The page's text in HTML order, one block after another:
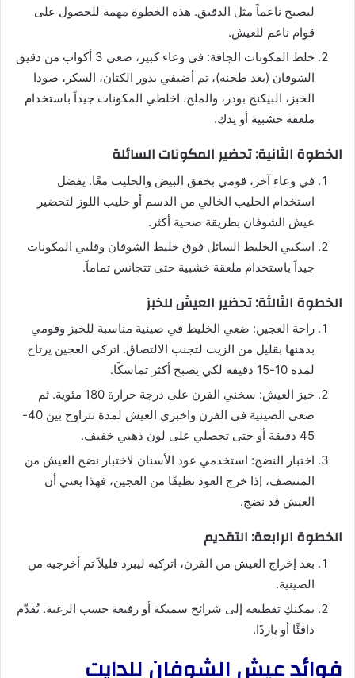
ليصبح ناعماً مثل الدقيق. هذه الخطوة مهمة للحصول على
قوام ناعم للعيش.
خلط المكونات الجافة: في وعاء كبير، ضعي 3 أكواب من دقيق
الشوفان (بعد طحنه)، ثم أضيفي بذور الكتان، السكر، صودا
الخبز، البيكنج بودر، والملح. اخلطي المكونات جيداً باستخدام
ملعقة خشبية أو يدكِ.
الخطوة الثانية: تحضير المكونات السائلة
في وعاء آخر، قومي بخفق البيض والحليب معًا. يفضل
استخدام الحليب الخالي من الدسم أو حليب اللوز لتحضير
عيش الشوفان بطريقة صحية أكثر.
اسكبي الخليط السائل فوق خليط الشوفان وقلبي المكونات
جيداً باستخدام ملعقة خشبية حتى تتجانس تماماً.
الخطوة الثالثة: تحضير العيش للخبز
راحة العجين: ضعي الخليط في صينية مناسبة للخبز وقومي
بدهنها بقليل من الزيت لتجنب الالتصاق. اتركي العجين يرتاح
لمدة 10-15 دقيقة لكي يصبح أكثر تماسكًا.
خبز العيش: سخني الفرن على درجة حرارة 180 مئوية. ثم
ضعي الصينية في الفرن واخبزي العيش لمدة تتراوح بين 40-
45 دقيقة أو حتى تحصلي على لون ذهبي خفيف.
اختبار النضج: استخدمي عود الأسنان لاختبار نضج العيش من
المنتصف، إذا خرج العود نظيفًا من العجين، فهذا يعني أن
العيش قد نضج.
الخطوة الرابعة: التقديم
بعد إخراج العيش من الفرن، اتركيه ليبرد قليلاً ثم أخرجيه من
الصينية.
يمكنكِ تقطيعه إلى شرائح سميكة أو رفيعة حسب الرغبة. يُقدّم
دافئًا أو باردًا.
فوائد عيش الشوفان للدايت